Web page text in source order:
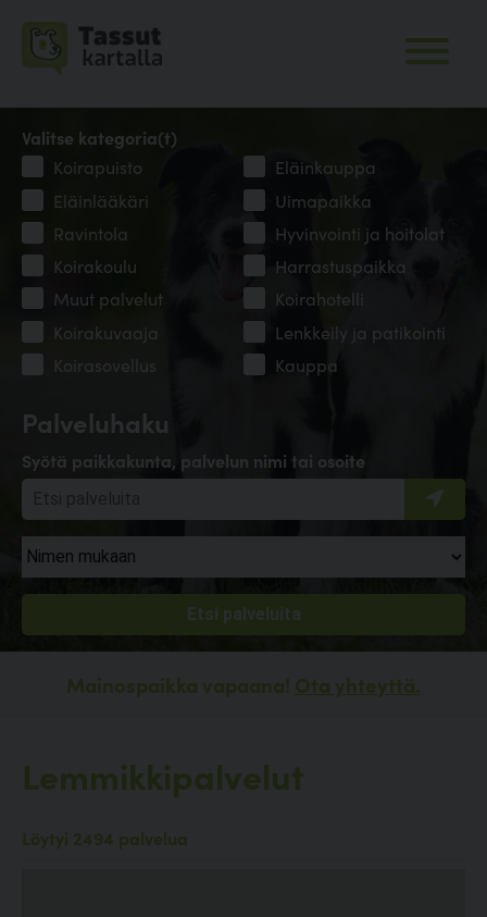
Palveluhaku
Syötä paikkakunta, palvelun nimi tai osoite
Valitse kategoria(t)
Koirapuisto
Eläinkauppa
Eläinlääkäri
Uimapaikka
Ravintola
Hyvinvointi ja hoitolat
Koirakoulu
Harrastuspaikka
Muut palvelut
Koirahotelli
Koirakuvaaja
Lenkkeily ja patikointi
Koirasovellus
Kauppa
Mainospaikka vapaana! Ota yhteyttä.
Lemmikkipalvelut
Löytyi 2494 palvelua